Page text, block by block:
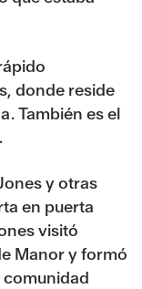
donde reside
También es el
y otras
en puerta
visitó
Manor y formó
comunidad